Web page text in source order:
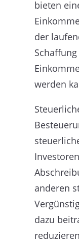
bieten
der
werden
anderen
dazu